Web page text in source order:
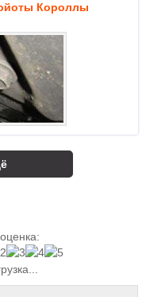
Короллы